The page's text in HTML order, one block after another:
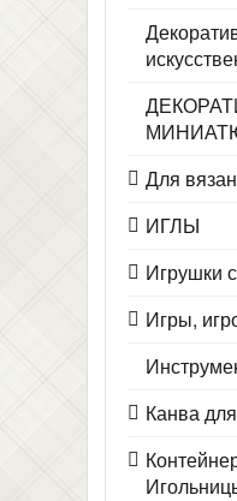
Для
ИГЛЫ
Игрушки
Игры,
Канва